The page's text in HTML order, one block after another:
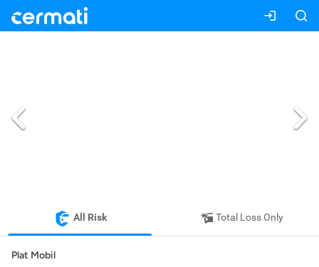
All Risk Total Loss Only
Plat Mobil